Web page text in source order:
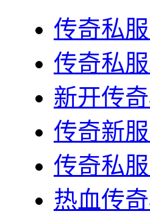
传奇私服
传奇私
新开传
传奇新服
传奇私
热血传